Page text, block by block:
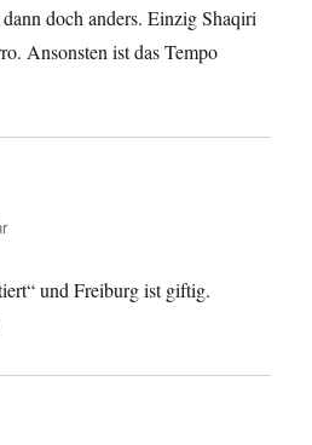
doch anders. Einzig Shaqiri
Ansonsten ist das Tempo
und Freiburg ist giftig.